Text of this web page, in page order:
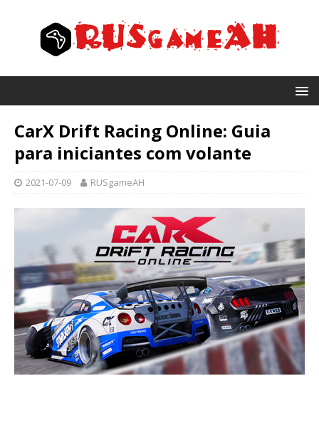
CarX Drift Racing Online: Guia
para iniciantes com volante
2021-07-09 RUSgameAH